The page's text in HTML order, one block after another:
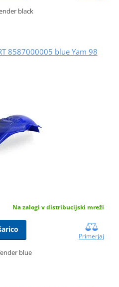
black
8587000005 blue Yam 98
Na zalogi v distribucijski mreži
Primerjaj
blue